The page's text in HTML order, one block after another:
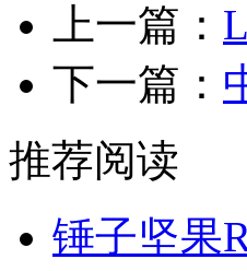
上一篇：
下一篇：
推荐阅读
锤子坚果